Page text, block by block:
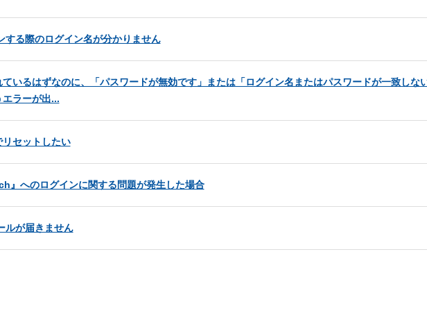
する際のログイン名が分かりません
いるはずなのに、「パスワードが無効です」または「ログイン名またはパスワードが一致しな
ラーが出...
セットしたい
』へのログインに関する問題が発生した場合
ルが届きません